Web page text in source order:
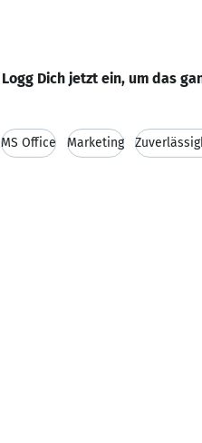
Logg Dich jetzt ein, um das
MS Office Marketing